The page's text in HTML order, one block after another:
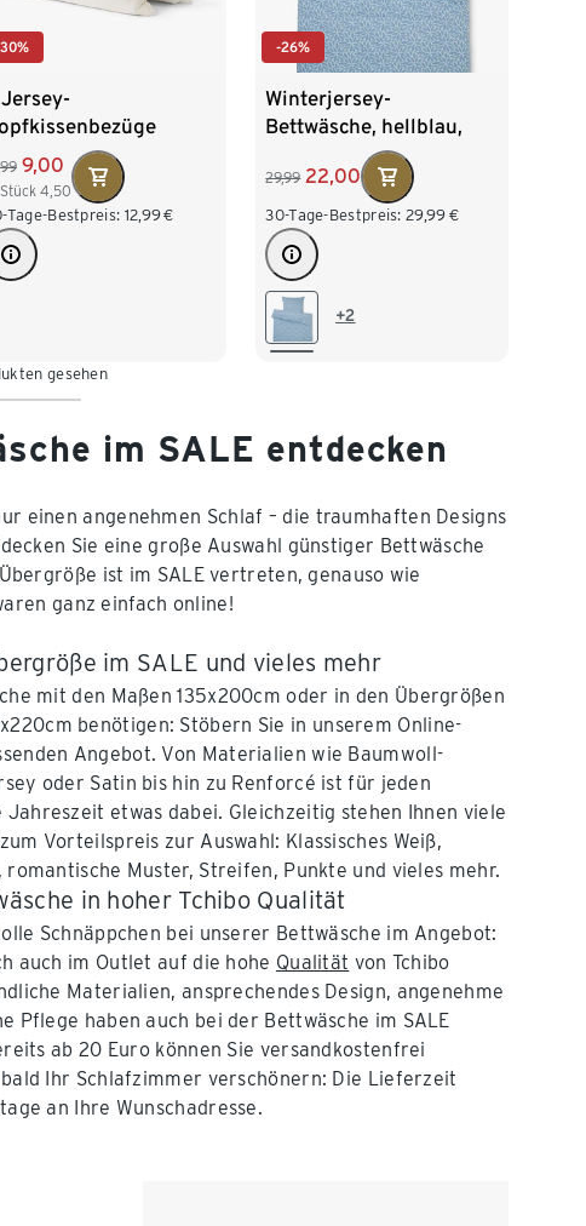
9,00
4,50
Tage-Bestpreis: 12,99€
-26%
Winterjersey-
Bettwäsche, hellblau,
Normalgröße
29,99 22,00
30-Tage-Bestpreis: 29,99 €
+2
gesehen
im SALE entdecken
einen angenehmen Schlaf – die traumhaften Designs
Sie eine große Auswahl günstiger Bettwäsche
ist im SALE vertreten, genauso wie
ganz einfach online!
im SALE und vieles mehr
mit den Maßen 135x200cm oder in den Übergrößen
benötigen: Stöbern Sie in unserem Online-
Angebot. Von Materialien wie Baumwoll-
oder Satin bis hin zu Renforcé ist für jeden
Jahreszeit etwas dabei. Gleichzeitig stehen Ihnen viele
Vorteilspreis zur Auswahl: Klassisches Weiß,
Muster, Streifen, Punkte und vieles mehr.
in hoher Tchibo Qualität
Schnäppchen bei unserer Bettwäsche im Angebot:
auch im Outlet auf die hohe Qualität von Tchibo
Materialien, ansprechendes Design, angenehme
Pflege haben auch bei der Bettwäsche im SALE
ab 20 Euro können Sie versandkostenfrei
Ihr Schlafzimmer verschönern: Die Lieferzeit
an Ihre Wunschadresse.